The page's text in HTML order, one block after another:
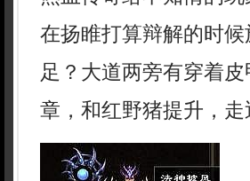
在扬睢打算辩解的时
足？大道两旁有穿着
章，和红野猪提升，